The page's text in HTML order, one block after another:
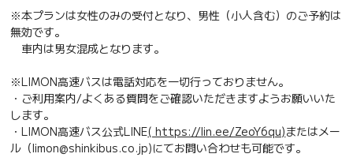
※本プランは女性のみの受付となり、男性（小人含む）のご予約は
無効です。
車内は男女混成となります。
※LIMON高速バスは電話対応を一切行っておりません。
・ご利用案内/よくある質問をご確認いただきますようお願いいた
します。
・LIMON高速バス公式LINE( https://lin.ee/ZeoY6qu)またはメー
ル（limon@shinkibus.co.jp)にてお問い合わせも可能です。